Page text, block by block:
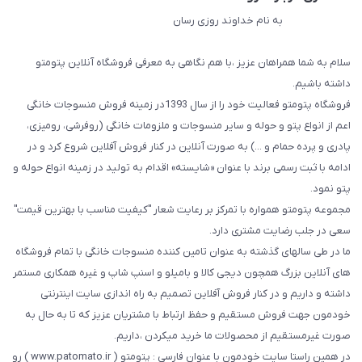
به نام خداوند روزی رسان
سلام به شما همراهان عزیز ،با هم نگاهی به معرفی فروشگاه آنلاین پتومتو
داشته باشیم.
فروشگاه پتومتو فعالیت خود را از سال 1393در زمینه فروش منسوجات خانگی
اعم از انواع پتو و حوله و سایر منسوجات و ملزومات خانگی (روفرشی، رومیزی،
پادری و پرده حمام و ...) به صورت آنلاین در کنار فروش آفلاین شروع کرد و در
ادامه با ثبت رسمی برند با عنوان «شایسته» اقدام به تولید در زمینه انواع حوله و
پتو نمود.
مجموعه پتومتو همواره با تمرکز بر رعایت شعار "کیفیت مناسب با بهترین قیمت"
سعی در جلب رضایت مشتری دارد.
ما در طی سالهای گذشته به عنوان تامین کننده منسوجات خانگی با تمام فروشگاه
های آنلاین بزرگ همچون دیجی کالا و بامیلو و اسنپ شاپ و غیره همکاری مستمر
داشته و داریم و در کنار فروش آفلاین تصمیم به راه اندازی سایت اینترنتی
خودمون جهت فروش مستقیم و حفظ ارتباط با مشتریان عزیز که تا به حال به
صورت غیرمستقیم از محصولات ما خرید میکردن ،داریم.
در همین راستا سایت خودمون با عنوان فارسی : پتومتو ( www.patomato.ir ) رو